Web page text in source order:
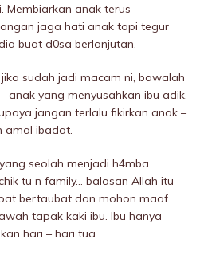
Membiarkan anak terus
jaga hati anak tapi tegur
buat d0sa berlanjutan.
sudah jadi macam ni, bawalah
anak yang menyusahkan ibu adik.
jangan terlalu fikirkan anak –
amal ibadat.
seolah menjadi h4mba
tu n family… baIasan Allah itu
bertaubat dan mohon maaf
tapak kaki ibu. Ibu hanya
hari – hari tua.